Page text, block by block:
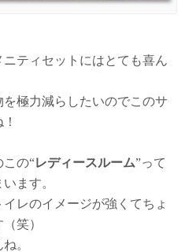
ティセットにはとても喜ん
極力減らしたいのでこのサ
この“レディースルーム”って
ます。
レのイメージが強くてちょ
笑）
。